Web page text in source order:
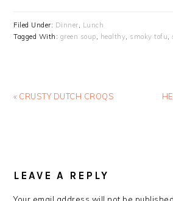
Filed Under: Dinner, Lunch
Tagged With: green soup, healthy, smoky tofu,
Previous
« CRUSTY DUTCH CROQS
INTERACTIONS
LEAVE A REPLY